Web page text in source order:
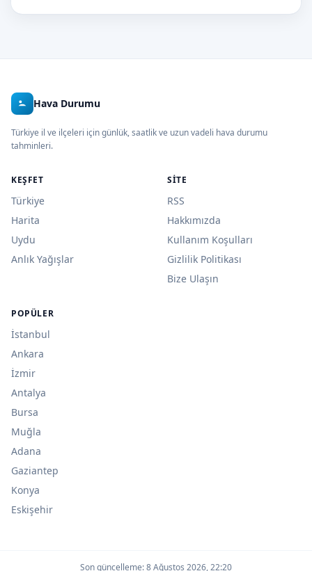
Hava Durumu
Türkiye il ve ilçeleri için günlük, saatlik ve uzun vadeli hava durumu
tahminleri.
KEŞFET
Türkiye
Harita
Uydu
Anlık Yağışlar
SITE
RSS
Hakkımızda
Kullanım Koşulları
Gizlilik Politikası
Bize Ulaşın
POPÜLER
İstanbul
Ankara
İzmir
Antalya
Bursa
Muğla
Adana
Gaziantep
Konya
Eskişehir
Son güncelleme:8 Ağustos 2026, 22:20